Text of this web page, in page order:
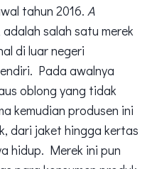
tahun 2016. A
adalah salah satu merek
di luar negeri
Pada awalnya
oblong yang tidak
kemudian produsen ini
dari jaket hingga kertas
hidup. Merek ini pun